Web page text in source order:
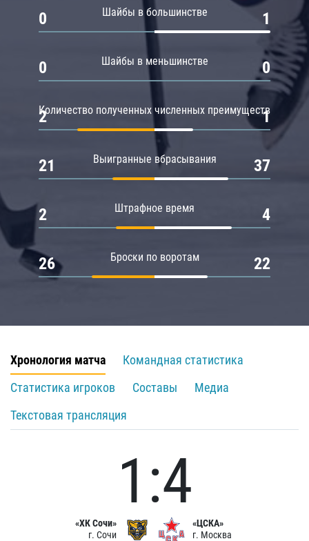
Шайбы в большинстве
0 1
Шайбы в меньшинстве
0 0
Количество полученных численных преимуществ
2 1
Выигранные вбрасывания
21 37
Штрафное время
2 4
Броски по воротам
26 22
Хронология матча
Командная статистика
Статистика игроков
Составы
Медиа
Текстовая трансляция
«ХК Сочи»
г. Сочи
1:4
«ЦСКА»
г. Москва